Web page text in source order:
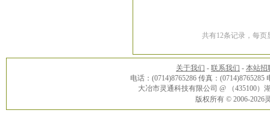
共有12条记录，每
关于我们 - 联系我们 - 本站招
电话：(0714)8765286 传真：(0714)8765285
大冶市灵通科技有限公司 @ （435100
版权所有 © 2006-2026